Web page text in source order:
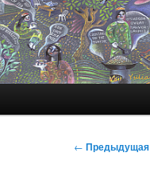
Навигация
← Предыдущая